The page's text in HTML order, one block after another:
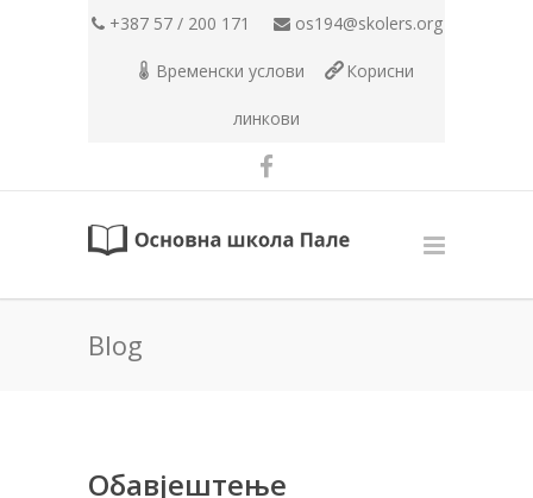
+387 57 / 200 171 os194@skolers.org
Временски услови Корисни
линкови
Blog
Обавјештење